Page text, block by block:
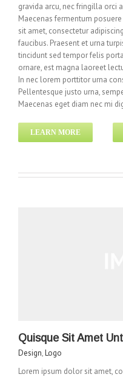
gravida arcu, nec fringilla orci
Maecenas fermentum
sit amet, consectetur
faucibus. Praesent et urna
tincidunt sed tempor felis
ornare, est magna laoreet
In nec lorem porttitor urna
Pellentesque justo urna,
Maecenas eget diam nec mi
LEARN MORE
Quisque Sit Amet
Design,Logo
Lorem ipsum dolor sit amet,